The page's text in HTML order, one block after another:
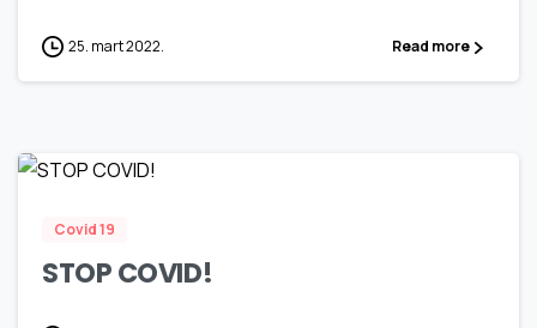
25. mart 2022. Read more
Covid 19
STOP COVID!